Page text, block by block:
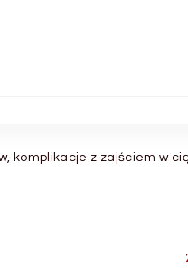
komplikacje z zajściem w